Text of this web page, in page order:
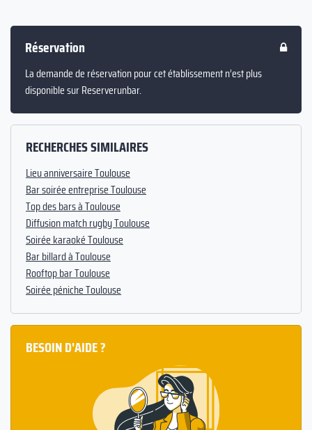
Réservation
La demande de réservation pour cet établissement n’est plus
disponible sur Reserverunbar.
RECHERCHES SIMILAIRES
Lieu anniversaire Toulouse
Bar soirée entreprise Toulouse
Top des bars à Toulouse
Diffusion match rugby Toulouse
Soirée karaoké Toulouse
Bar billard à Toulouse
Rooftop bar Toulouse
Soirée péniche Toulouse
BESOIN D'AIDE ?